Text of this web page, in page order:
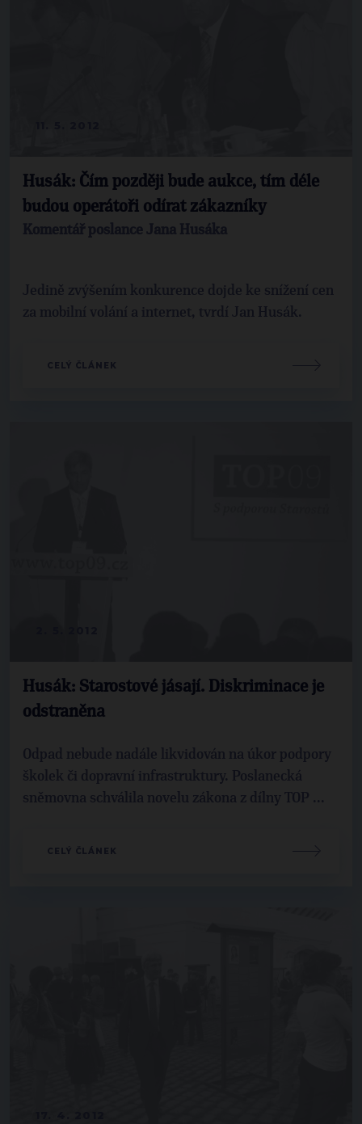
Husák: Čím později bude aukce, tím déle
budou operátoři odírat zákazníky
Komentář poslance Jana Husáka
Jedině zvýšením konkurence dojde ke snížení cen
za mobilní volání a internet, tvrdí Jan Husák.
CELÝ ČLÁNEK
Husák: Starostové jásají. Diskriminace je
odstraněna
Odpad nebude nadále likvidován na úkor podpory
školek či dopravní infrastruktury. Poslanecká
sněmovna schválila novelu zákona z dílny TOP ...
CELÝ ČLÁNEK